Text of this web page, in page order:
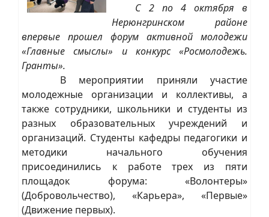
С 2 по 4 октября в
Нерюнгринском районе
впервые прошел форум активной молодежи
«Главные смыслы» и конкурс «Росмолодежь.
Гранты».
В мероприятии приняли участие
молодежные организации и коллективы, а
также сотрудники, школьники и студенты из
разных образовательных учреждений и
организаций. Студенты кафедры педагогики и
методики начального обучения
присоединились к работе трех из пяти
площадок форума: «Волонтеры»
(Добровольчество), «Карьера», «Первые»
(Движение первых).